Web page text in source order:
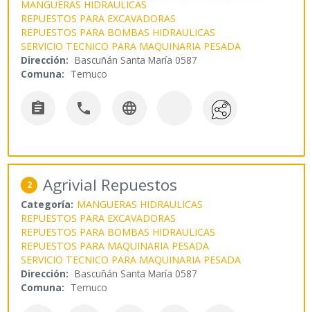
MANGUERAS HIDRAULICAS
REPUESTOS PARA EXCAVADORAS
REPUESTOS PARA BOMBAS HIDRAULICAS
SERVICIO TECNICO PARA MAQUINARIA PESADA
Dirección: Bascuñán Santa María 0587
Comuna: Temuco
  
2 Agrivial Repuestos
Categoría: MANGUERAS HIDRAULICAS
REPUESTOS PARA EXCAVADORAS
REPUESTOS PARA BOMBAS HIDRAULICAS
REPUESTOS PARA MAQUINARIA PESADA
SERVICIO TECNICO PARA MAQUINARIA PESADA
Dirección: Bascuñán Santa María 0587
Comuna: Temuco